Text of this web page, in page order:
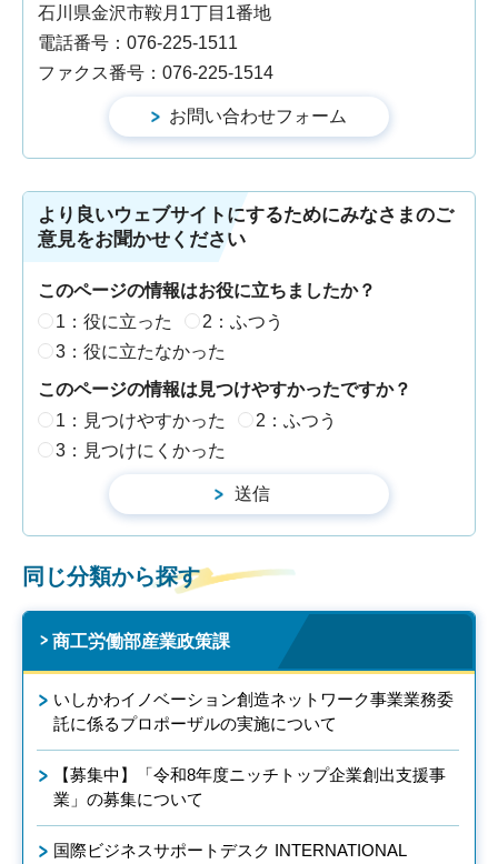
石川県金沢市鞍月1丁目1番地
電話番号：076-225-1511
ファクス番号：076-225-1514
より良いウェブサイトにするためにみなさまのご
意見をお聞かせください
このページの情報はお役に立ちましたか？
1：役に立った
2：ふつう
3：役に立たなかった
このページの情報は見つけやすかったですか？
1：見つけやすかった
2：ふつう
3：見つけにくかった
同じ分類から探す
商工労働部産業政策課
いしかわイノベーション創造ネットワーク事業業務委
託に係るプロポーザルの実施について
【募集中】「令和8年度ニッチトップ企業創出支援事
業」の募集について
国際ビジネスサポートデスク INTERNATIONAL